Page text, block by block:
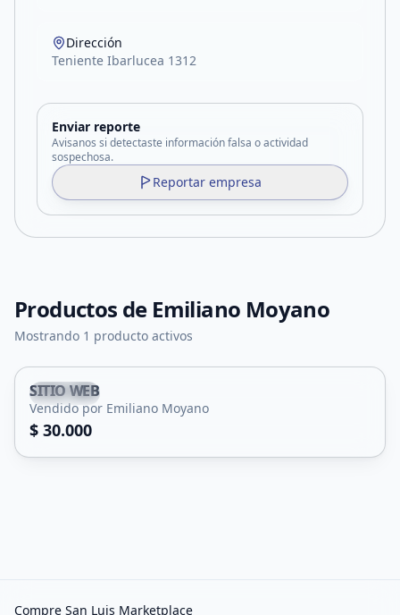
Dirección
Teniente Ibarlucea 1312
Enviar reporte
Avisanos si detectaste información falsa o actividad
sospechosa.
Reportar empresa
Productos de Emiliano Moyano
Mostrando 1 producto activos
Capital
Servicio
SITIO WEB
Vendido por Emiliano Moyano
$ 30.000
Compre San Luis Marketplace